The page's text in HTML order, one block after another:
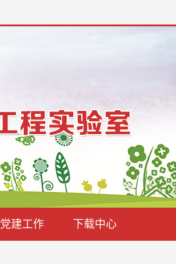
党建工作 下载中心